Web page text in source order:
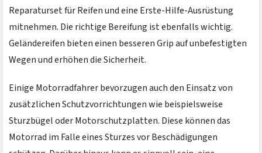
Reparaturset für Reifen und eine Erste-Hilfe-Ausrüstung
mitnehmen. Die richtige Bereifung ist ebenfalls wichtig.
Geländereifen bieten einen besseren Grip auf unbefestigten
Wegen und erhöhen die Sicherheit.
Einige Motorradfahrer bevorzugen auch den Einsatz von
zusätzlichen Schutzvorrichtungen wie beispielsweise
Sturzbügel oder Motorschutzplatten. Diese können das
Motorrad im Falle eines Sturzes vor Beschädigungen